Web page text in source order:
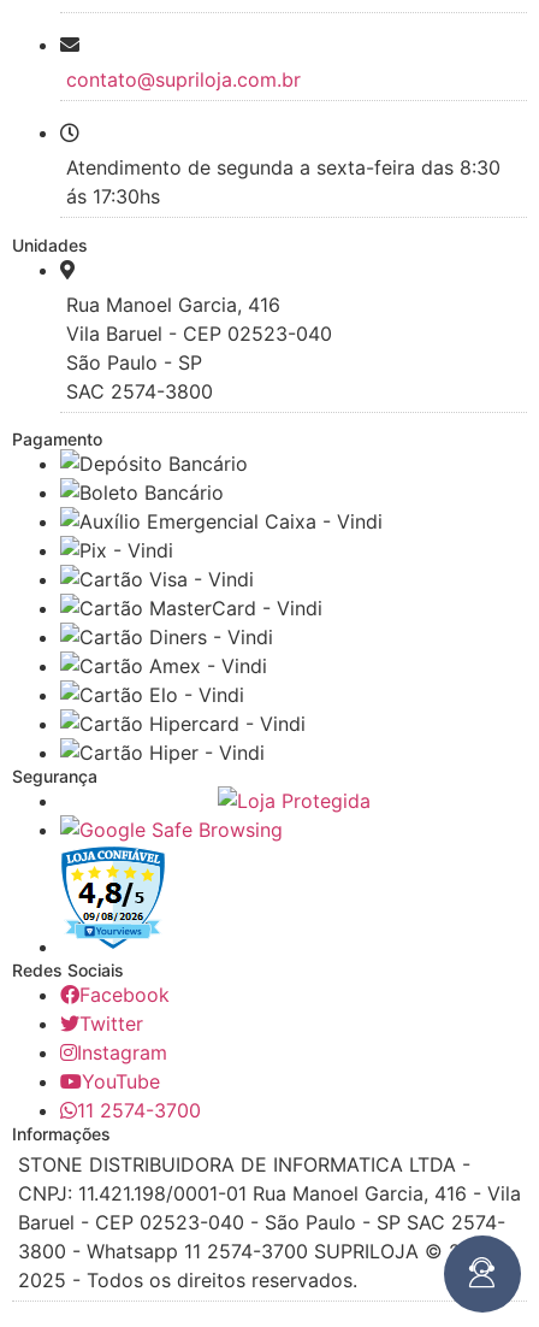
contato@supriloja.com.br
Atendimento de segunda a sexta-feira das 8:30
ás 17:30hs
Unidades
Rua Manoel Garcia, 416
Vila Baruel - CEP 02523-040
São Paulo - SP
SAC 2574-3800
Pagamento
Segurança
Redes Sociais
Facebook
Twitter
Instagram
YouTube
11 2574-3700
Informações
STONE DISTRIBUIDORA DE INFORMATICA LTDA -
CNPJ: 11.421.198/0001-01 Rua Manoel Garcia, 416 - Vila
Baruel - CEP 02523-040 - São Paulo - SP SAC 2574-
3800 - Whatsapp 11 2574-3700 SUPRILOJA © 2016 -
2025 - Todos os direitos reservados.